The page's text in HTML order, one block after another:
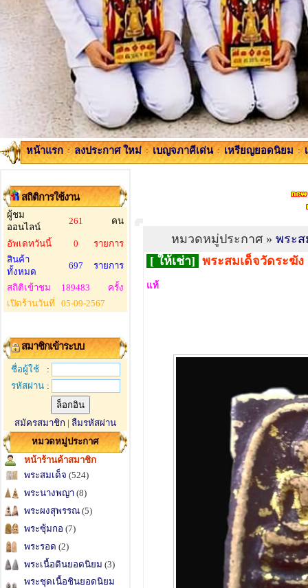
หน้าแรก : ลงประกาศ ใหม่ : เบญจภาคีเด่น : เหรียญยอดนิยม :
สถิติการใช้งาน
ผู้ชม
ออนไลน์
261 คน
อัพเดทวันนี้ 0
รายการ
สินค้า
ทั้งหมด
697 รายการ
สถิติเข้าชม 189483
ครั้ง
เปิดร้านวันที่
05-09-2567
สมาชิกเข้าระบบ
ชื่อผู้ใช้
:
รหัสผ่าน :
สมัครสมาชิก | ลืมรหัสผ่าน
หมวดหมู่ประกาศ
หน้าร้านค้าสมาชิก
พระสมเด็จ (524)
พระนางพญา (8)
พระผงสุพรรณ (5)
พระซุ้มกอ (7)
พระรอด (2)
พระเนื้อดินยอดนิยม (3)
พระชุดเนื้อชินยอดนิยม
หมวดหมู่ประกาศ » พระส
[ ให้เช่า] พระสมเด็จวัดระฆัง
แท้